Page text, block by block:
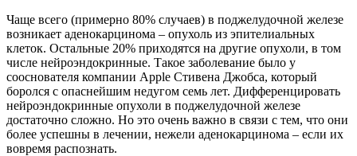
Чаще всего (примерно 80% случаев) в поджелудочной железе
возникает аденокарцинома – опухоль из эпителиальных
клеток. Остальные 20% приходятся на другие опухоли, в том
числе нейроэндокринные. Такое заболевание было у
сооснователя компании Apple Стивена Джобса, который
боролся с опаснейшим недугом семь лет. Дифференцировать
нейроэндокринные опухоли в поджелудочной железе
достаточно сложно. Но это очень важно в связи с тем, что они
более успешны в лечении, нежели аденокарцинома – если их
вовремя распознать.